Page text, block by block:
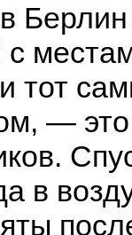
тот
—
в